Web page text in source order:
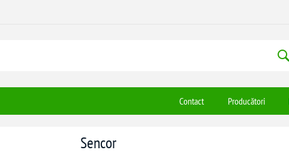
Contact Producători
Sencor